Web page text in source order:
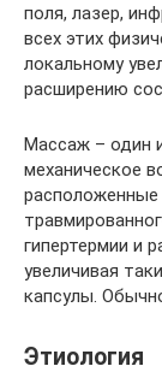
поля, лазер,
всех этих
локальному
расширению
Массаж – один
механическое
расположенные
гипертермии и
увеличивая
капсулы.
Этиология